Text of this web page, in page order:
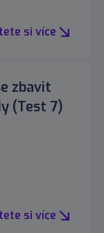
si více
zbavit
(Test 7)
si více